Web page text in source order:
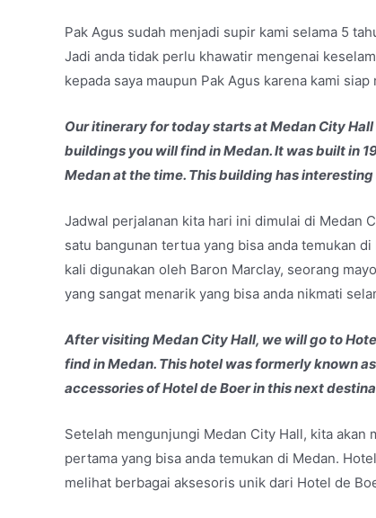
Pak Agus sudah menjadi supir kami selama 5
Jadi anda tidak perlu khawatir mengenai
kepada saya maupun Pak Agus karena kami
Our itinerary for today starts at Medan City
buildings you will find in Medan. It was built in
Medan at the time. This building has
Jadwal perjalanan kita hari ini dimulai di Medan
satu bangunan tertua yang bisa anda temukan
kali digunakan oleh Baron Marclay, seorang
yang sangat menarik yang bisa anda nikmati
After visiting Medan City Hall, we will go to
find in Medan. This hotel was formerly known
accessories of Hotel de Boer in this next
Setelah mengunjungi Medan City Hall, kita
pertama yang bisa anda temukan di Medan.
melihat berbagai aksesoris unik dari Hotel de